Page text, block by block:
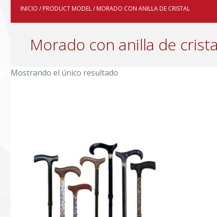
INICIO / PRODUCT MODEL / MORADO CON ANILLA DE CRISTAL
Morado con anilla de
Mostrando el único resultado